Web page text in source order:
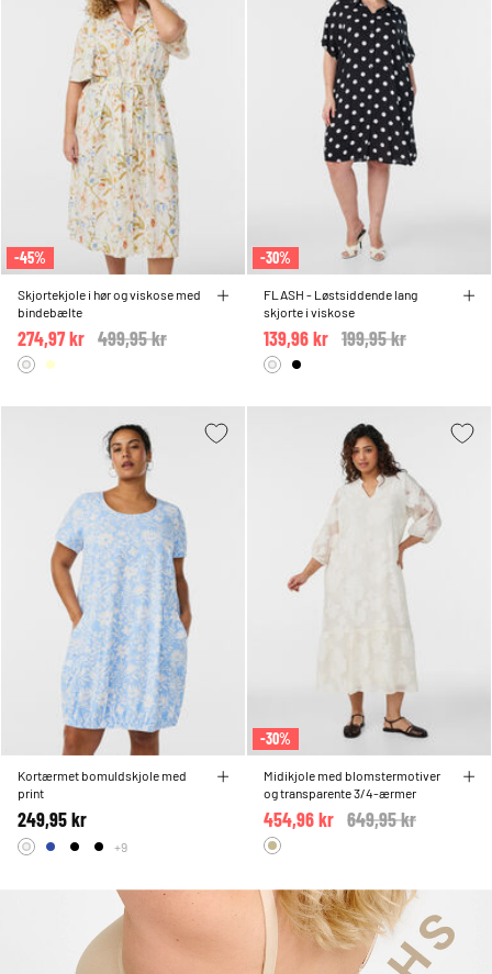
-45%
Skjortekjole i hør og viskose med
bindebælte
Price reduced from
499,95 kr
274,97 kr
-30%
FLASH - Løstsiddende lang
skjorte i viskose
Price reduced from
199,95 kr
139,96 kr
Kortærmet bomuldskjole med
print
249,95 kr
+9
-30%
Midikjole med blomstermotiver
og transparente 3/4-ærmer
Price reduced from
649,95 kr
454,96 kr